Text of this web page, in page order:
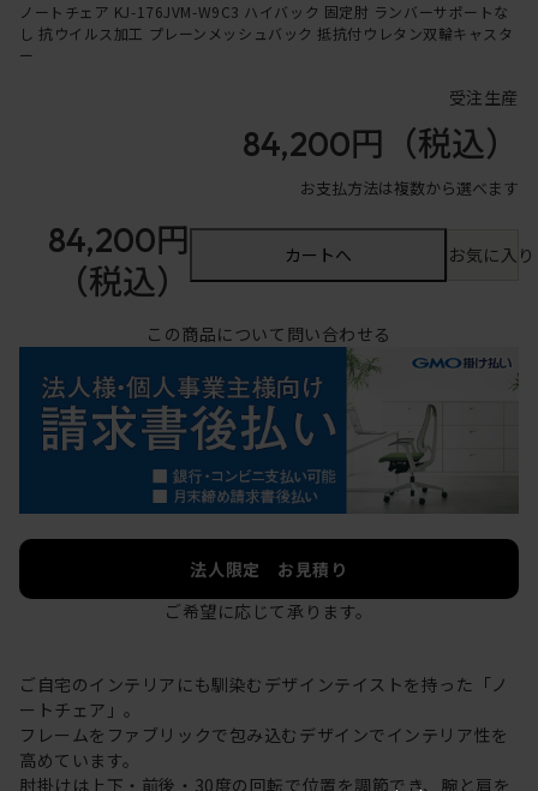
ノートチェア KJ-176JVM-W9C3 ハイバック 固定肘 ランバーサポートな
し 抗ウイルス加工 プレーンメッシュバック 抵抗付ウレタン双輪キャスタ
ー
受注生産
84,200円 （税込）
お支払方法は複数から選べます
84,200円
（税込）
カートへ お気に入
この商品について問い合わせる
法人限定 お見積り
ご希望に応じて承ります。
ご自宅のインテリアにも馴染むデザインテイストを持った「ノ
ートチェア」。
フレームをファブリックで包み込むデザインでインテリア性を
高めています。
肘掛けは上下・前後・30度の回転で位置を調節でき、腕と肩を